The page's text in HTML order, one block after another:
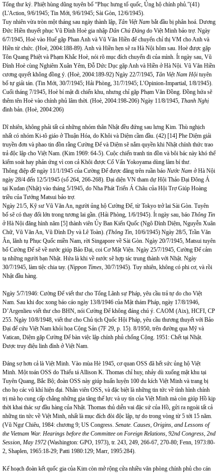
Tổng thư ký. Phiệt hùng dũng tuyên bố “Phục hưng tổ quốc, Ủng hộ chính phủ.”(41)
(L'Action, 9/6/1945; Tin Mới, 9/6/1945; Sài Gòn, 12/6/1945).
Tuy nhiên vừa tròn một tháng sau ngày thành lập, Tân Việt Nam bắt đầu bị phân hoá. Dương
Đức Hiền thuyết phục Vũ Đình Hoè gia nhập Dân Chủ Đảng do Việt Minh bảo trợ. Ngày
6/7/1945, Hoè vào Huế gặp Phan Anh và Vũ Văn Hiền để chuyển chỉ thị VM cho Anh và
Hiền từ chức. (Hoè, 2004:188-89). Anh và Hiền hẹn sẽ ra Hà Nội hôm sau. Hoè được gặp
Tôn Quang Phiệt và Phạm Khắc Hoè, nói rõ mục đích chuyến đi của mình. Ít ngày sau, Vũ
Đình Hoè cùng Nghiêm Xuân Yêm, Đỗ Dức Dục gặp Anh và Hiền ở Hà Nội. Vũ Văn Hiền
cương quyết không đồng ý. (Hoè, 2004:189-92) Ngày 22/7/1945, Tân Việt Nam Hội tuyên
bố tự giải tán. (Tin Mới, 30/7/1945; Hải Phòng, 31/7/1945; L’Opinion-Impartial, 1/8/1945).
Cuối tháng 7/1945, Hoè bí mật đi chiến khu, nhưng chỉ gặp Phạm Văn Đồng. Đồng hứa sẽ
thêm tên Hoè vào chính phủ lâm thời. (Hoè, 2004:198-206) Ngày 11/8/1945, Thanh Nghị
đình bản. (Hoè, 2004:206)
Dĩ nhiên, không phải tất cả những nhóm thân Nhật đều đứng sau lưng Kim. Thù nghịch
nhất có nhóm Ki-tô giáo ở Thuận Hóa, do Khôi và Diệm cầm đầu. (42) [14] Phe Diệm giải
truyền đơn và phao tin đồn rằng Cường Để và Diệm sẽ nắm quyền khi Nhật chính thức trao
trả độc lập cho Việt Nam. (Kim 1969: 64-5). Cuộc chiến tranh tin đồn và bôi bác này khó thể
kiểm soát hay phản ứng vì con cả Khôi được Cố Vấn Yokoyama dùng làm bí thư.
Thông điệp đề ngày 11/1/1945 của Cường Để được đăng trên ruần báo Nước Nam ở Hà Nội
ngày 28/4 đến 12/5/1945 (số 264, 266-268). Đại diện VN tham dự Hội Thảo Đại Đông Á
tại Kudan (Nhật) vào tháng 5/1945, do Nha Phát Triển Á Châu của Hội Trợ Giúp Hoàng
triều của Tướng Matsui bảo trợ.
Ngày 21/5, Kỹ sư Vũ Văn An, người ủng hộ Cường Để, từ Tokyo trở lai Sài Gòn. Tuyên
bố sẽ có thay đổi lớn trong tương lai gần. (Hải Phòng, 1/6/1945). Ít ngày sau, báo Thông Tin
ở Hà Nội đăng hình năm [5] thành viên Ủy Ban Kiến Quốc (Ngô Đình Diệm, Nguyễn Xuân
Chữ, Vũ Văn An, Vũ Đình Dy và Lê Toàn). (Thông Tin, 10/6/1945) Ngày 28/5, Trần Văn
Ân, lãnh tụ Phục Quốc miền Nam, rời Singapore về Sài Gòn. Ngày 20/7/1945, Matsui tuyên
bố Cường Để sẽ về nước giúp Bảo Đại, coi Cơ Mật Viện. Ngày 25/7/1945, Cường Để cảm
tạ những người bạn Nhật. Hứa là khi về nước sẽ hợp tác trung thành với Nhật. Ngày
30/7/1945, làm tiệc chia tay. (Nippon Times, 30/7/1945). Tuy nhiên, không có phi cơ, và rồi
Nhật đầu hàng.
Ngày 5/7/1946: Cường Để viết thư cho Tổng Lãnh sự Pháp, yêu cầu trả tự do cho Việt
Nam. Sau khi đọc xong báo cáo ngày 13/8/1946 của Mật thám Pháp, ngày 17/8/1946,
D’Argenlieu viết thư cho BHN, nói Cường Để không đáng chú ý. CAOM (Aix), HCFI, CP
255. Ngày 10/8/1948, viết thư cho Chủ tịch Quốc Hội Pháp, yêu cầu thương thuyết với Bảo
Đại để cứu ViệtNam khỏi họa Cộng Sản (7F 29, p. 15). 8/1950, trên đường qua Mỹ và
Vatican, Diệm gặp Cường Để bàn việc lập chính phủ chống Cộng. 1951: Chết tại Nhật.
Được truy điệu linh đình ở ViệtNam.
Đáng sợ hơn cả là Việt Minh. Vào mùa Hè 1945, cơ quan OSS đã hết sức ủng hộ Việt
Minh. Một toán OSS do Thiếu tá Allison K. Thomas chỉ huy, nhảy dù xuống mật khu tại
Tuyên Quang, Bắc Bộ; đoàn OSS này giúp huấn luyện 100 du kích Việt Minh và trang bị
cho họ các vũ khí hiện đại. Nhân viên OSS, và đặc biệt là những tin tức về tình hình chính
trị mà họ cung cấp chẳng những gia tăng thế lực và uy tín của Việt Minh mà còn giúp Hồ kịp
thời khai thác sự đầu hàng của Nhật. Thomas thủ diễn vai đặc sứ của Hồ, gửi ra ngoài tất cả
những tin tức về Việt Minh, nhất là mục đích đòi độc lập, tự do trong vòng từ 5 tới 15 năm.
(Vũ Ngự Chiêu, 1984: chương 9; US Congress. Senate. Causes, Origins, and Lessons of
the Vietnam War. Hearings before the Committee on Foreign Relations, 92nd Congress, 2nd
Session, May 1972 (Washington: GPO, 1973), tr. 243, 249, 266-67, 270-80; Fenn, 1973:80-
2, Shaplen, 1965:18-29; Patti 1980:129; Marr, 1995:284).
Kế hoạch đoàn kết quốc gia của Kim còn mở rộng cửa nhiều văn phòng chính phủ cho cán